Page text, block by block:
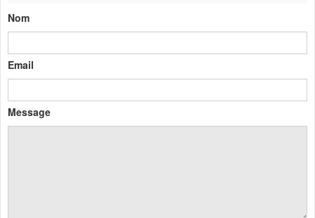
Nom
Email
Message